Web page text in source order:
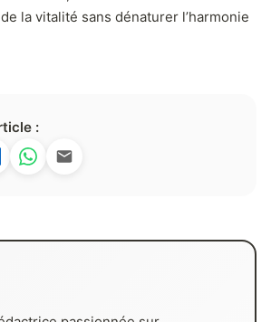
de la vitalité sans dénaturer l’harmonie
: